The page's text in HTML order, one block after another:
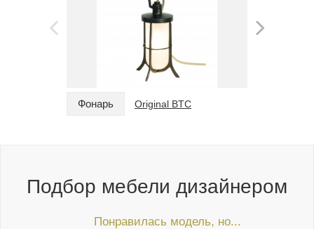
Фонарь Original BTC
Подбор мебели дизайнером
Понравилась модель, но...